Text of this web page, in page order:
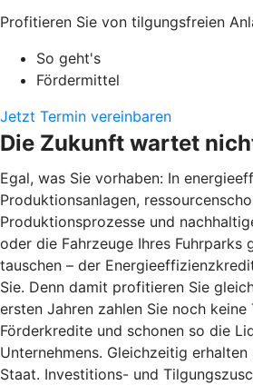
Profitieren Sie von tilgungsfreien
So geht's
Fördermittel
Jetzt Termin vereinbaren
Die Zukunft wartet
Egal, was Sie vorhaben: In
Produktionsanlagen,
Produktionsprozesse und
oder die Fahrzeuge Ihres Fuhrparks
tauschen – der
Sie. Denn damit profitieren Sie
ersten Jahren zahlen Sie noch
Förderkredite und schonen so die
Unternehmens. Gleichzeitig
Staat. Investitions- und